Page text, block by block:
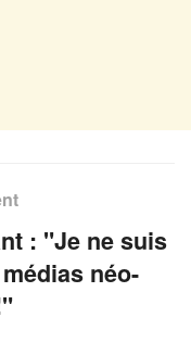
: "Je ne suis
néo-